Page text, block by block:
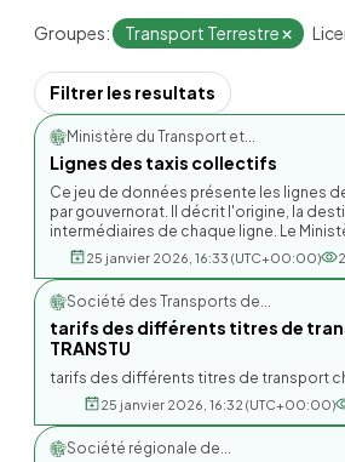
Groupes: Transport Terrestre
Filtrer les resultats
Ministère du Transport et...
Lignes des taxis collectifs
Ce jeu de données présente les lignes
par gouvernorat. Il décrit l'origine, la
intermédiaires de chaque ligne. Le
25 janvier 2026, 16:33 (UTC+00:00)
Société des Transports de...
tarifs des différents titres de
TRANSTU
tarifs des différents titres de transport
25 janvier 2026, 16:32 (UTC+00:00)
Société régionale de...